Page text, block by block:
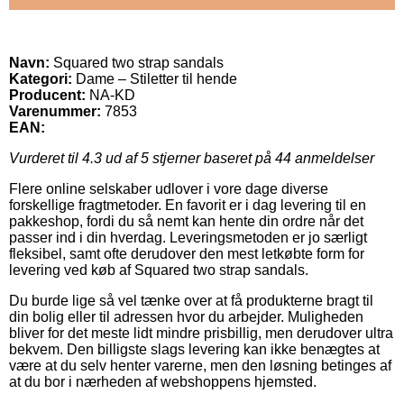
Navn: Squared two strap sandals
Kategori: Dame – Stiletter til hende
Producent: NA-KD
Varenummer: 7853
EAN:
Vurderet til 4.3 ud af 5 stjerner baseret på 44 anmeldelser
Flere online selskaber udlover i vore dage diverse
forskellige fragtmetoder. En favorit er i dag levering til en
pakkeshop, fordi du så nemt kan hente din ordre når det
passer ind i din hverdag. Leveringsmetoden er jo særligt
fleksibel, samt ofte derudover den mest letkøbte form for
levering ved køb af Squared two strap sandals.
Du burde lige så vel tænke over at få produkterne bragt til
din bolig eller til adressen hvor du arbejder. Muligheden
bliver for det meste lidt mindre prisbillig, men derudover ultra
bekvem. Den billigste slags levering kan ikke benægtes at
være at du selv henter varerne, men den løsning betinges af
at du bor i nærheden af webshoppens hjemsted.